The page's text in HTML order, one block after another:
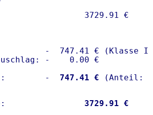
-  747.41 € (Klasse I)
-    0.00 €
-
  747.41 €
Brutto: 3729.91 €